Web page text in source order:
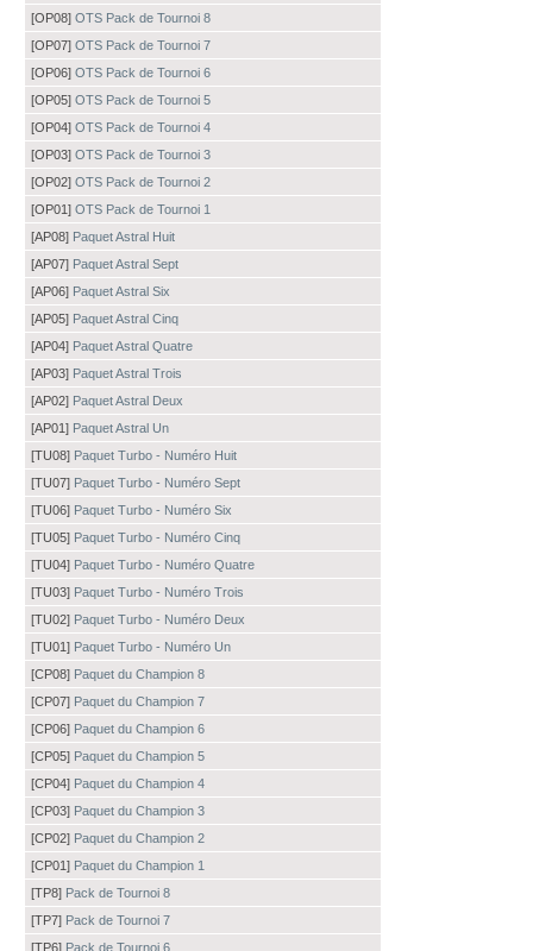
[OP08] OTS Pack de Tournoi 8
[OP07] OTS Pack de Tournoi 7
[OP06] OTS Pack de Tournoi 6
[OP05] OTS Pack de Tournoi 5
[OP04] OTS Pack de Tournoi 4
[OP03] OTS Pack de Tournoi 3
[OP02] OTS Pack de Tournoi 2
[OP01] OTS Pack de Tournoi 1
[AP08] Paquet Astral Huit
[AP07] Paquet Astral Sept
[AP06] Paquet Astral Six
[AP05] Paquet Astral Cinq
[AP04] Paquet Astral Quatre
[AP03] Paquet Astral Trois
[AP02] Paquet Astral Deux
[AP01] Paquet Astral Un
[TU08] Paquet Turbo - Numéro Huit
[TU07] Paquet Turbo - Numéro Sept
[TU06] Paquet Turbo - Numéro Six
[TU05] Paquet Turbo - Numéro Cinq
[TU04] Paquet Turbo - Numéro Quatre
[TU03] Paquet Turbo - Numéro Trois
[TU02] Paquet Turbo - Numéro Deux
[TU01] Paquet Turbo - Numéro Un
[CP08] Paquet du Champion 8
[CP07] Paquet du Champion 7
[CP06] Paquet du Champion 6
[CP05] Paquet du Champion 5
[CP04] Paquet du Champion 4
[CP03] Paquet du Champion 3
[CP02] Paquet du Champion 2
[CP01] Paquet du Champion 1
[TP8] Pack de Tournoi 8
[TP7] Pack de Tournoi 7
[TP6] Pack de Tournoi 6